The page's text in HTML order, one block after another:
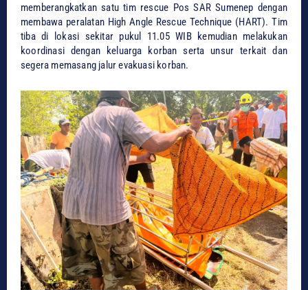
memberangkatkan satu tim rescue Pos SAR Sumenep dengan
membawa peralatan High Angle Rescue Technique (HART). Tim
tiba di lokasi sekitar pukul 11.05 WIB kemudian melakukan
koordinasi dengan keluarga korban serta unsur terkait dan
segera memasang jalur evakuasi korban.